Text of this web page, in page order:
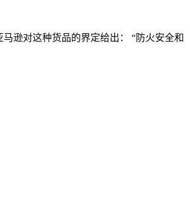
逊对这种货品的界定给出： “防火安全和